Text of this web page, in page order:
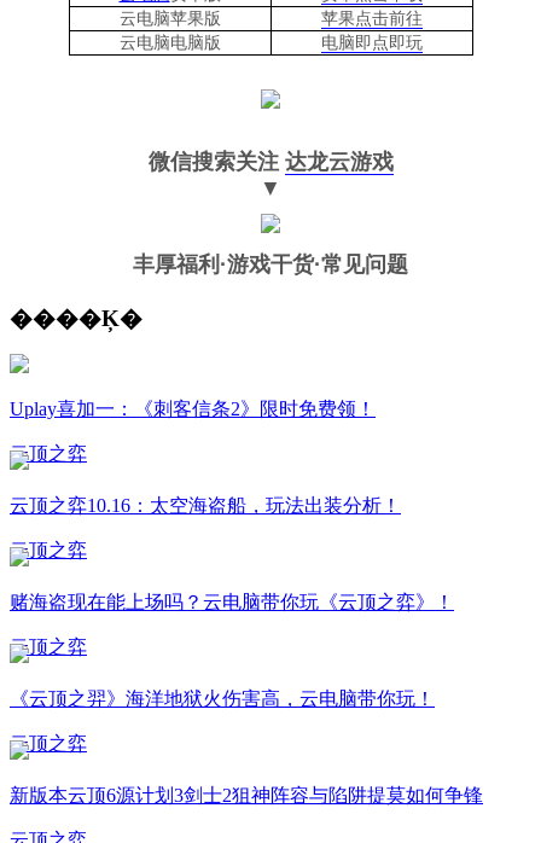
云电脑苹果版
苹果点击前往
云电脑电脑 版 电脑即点即玩
微信搜索关注 达龙云游戏
▼
丰厚福利 ·游戏干货·常见问题
����Ķ�
Uplay喜加一：《刺客信条2》限时免费领！
云顶之弈
云顶之弈10.16：太空海盗船，玩法出装分析！
云顶之弈
赌海盗现在能上场吗？云电脑带你玩《云顶之弈》！
云顶之弈
《云顶之羿》海洋地狱火伤害高，云电脑带你玩！
云顶之弈
新版本云顶6源计划3剑士2狙神阵容与陷阱提莫如何争锋